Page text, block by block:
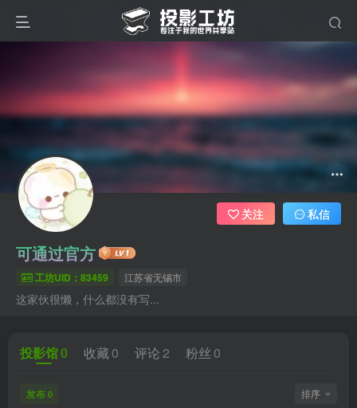
可通过官方
工坊UID：83459 江苏省无锡市
这家伙很懒，什么都没有写...
关注 私信
投影馆0 收藏 0 评论 2 粉丝 0
发布 0 排序